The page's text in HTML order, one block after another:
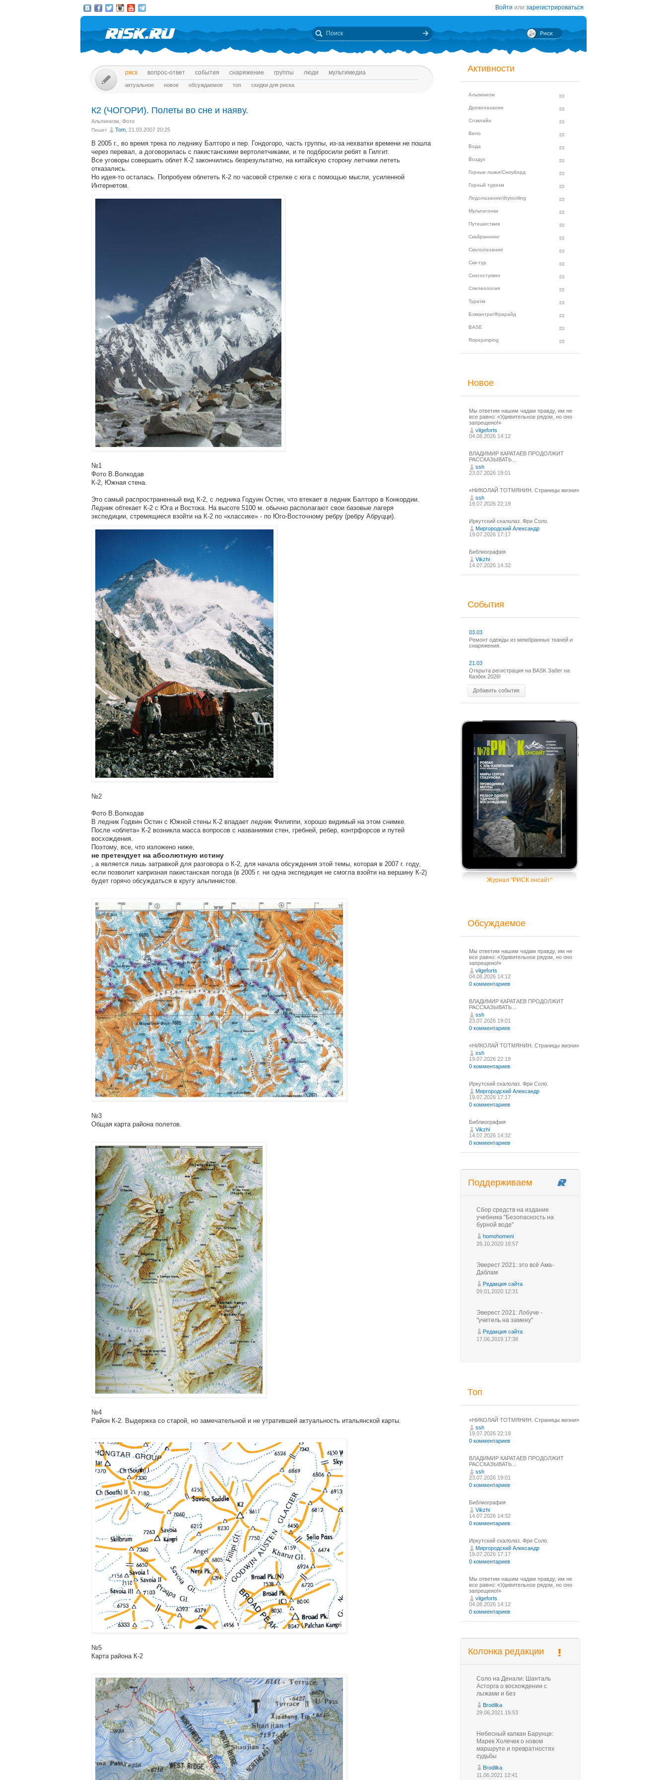
Войти или зарегистрироваться
риск вопрос-ответ события снаряжение группы люди мультимедиа
актуальное новое обсуждаемое топ скидки для риска
К2 (ЧОГОРИ). Полеты во сне и наяву.
Альпинизм Фото
Пишет Tom , 21.03.2007 20:25
В 2005 г., во время трека по леднику Балторо и пер. Гондогоро, часть группы, из-за нехватки времени не пошла
через перевал, а договорилась с пакистанскими вертолетчиками, и те подбросили ребят в Гилгит.
Все уговоры совершить облет К-2 закончились безрезультатно, на китайскую сторону летчики лететь
отказались.
Но идея-то осталась. Попробуем облететь К-2 по часовой стрелке с юга с помощью мысли, усиленной
Интернетом.
№1
Фото В.Волкодав
К-2, Южная стена.
Это самый распространенный вид К-2, с ледника Годуин Остин, что втекает в ледник Балторо в Конкордии.
Ледник обтекает К-2 с Юга и Востока. На высоте 5100 м. обычно располагают свои базовые лагеря
экспедиции, стремящиеся взойти на К-2 по «классике» - по Юго-Восточному ребру (ребру Абруцци).
№2
Фото В.Волкодав
В ледник Годвин Остин с Южной стены К-2 впадает ледник Филиппи, хорошо видимый на этом снимке.
После «облета» К-2 возникла масса вопросов с названиями стен, гребней, ребер, контрфорсов и путей
восхождения.
Поэтому, все, что изложено ниже,
не претендует на абсолютную истину
, а является лишь затравкой для разговора о К-2, для начала обсуждения этой темы, которая в 2007 г. году,
если позволит капризная пакистанская погода (в 2005 г. ни одна экспедиция не смогла взойти на вершину К-2)
будет горячо обсуждаться в кругу альпинистов.
№3
Общая карта района полетов.
№4
Район К-2. Выдержка со старой, но замечательной и не утратившей актуальность итальянской карты.
№5
Карта района К-2
Активности
Альпинизм
Древолазание
Слэклайн
Вело
Вода
Воздух
Горные лыжи/Сноуборд
Горный туризм
Ледолазание/drytoolling
Мультигонки
Путешествия
Скайраннинг
Скалолазание
Ски-тур
Снегоступинг
Спелеология
Туризм
Бэккантри/Фрирайд
BASE
Ropejumping
Новое
Мы ответим нашим чадам правду, им не
все равно: «Удивительное рядом, но оно
запрещено!»
vilgeforts
04.08.2026 14:12
ВЛАДИМИР КАРАТАЕВ ПРОДОЛЖИТ
РАССКАЗЫВАТЬ…
ssh
23.07.2026 19:01
«НИКОЛАЙ ТОТМЯНИН. Страницы жизни»
ssh
19.07.2026 22:19
Иркутский скалолаз. Фри Соло.
Миргородский Александр
19.07.2026 17:17
Библиография
Vikzhi
14.07.2026 14:32
События
03.03
Ремонт одежды из мембранных тканей и
снаряжения.
21.03
Открыта регистрация на BASK Забег на
Казбек 2026!
Добавить событие
Журнал "РИСК онсайт"
Обсуждаемое
Мы ответим нашим чадам правду, им не
все равно: «Удивительное рядом, но оно
запрещено!»
vilgeforts
04.08.2026 14:12
0 комментариев
ВЛАДИМИР КАРАТАЕВ ПРОДОЛЖИТ
РАССКАЗЫВАТЬ…
ssh
23.07.2026 19:01
0 комментариев
«НИКОЛАЙ ТОТМЯНИН. Страницы жизни»
ssh
19.07.2026 22:19
0 комментариев
Иркутский скалолаз. Фри Соло.
Миргородский Александр
19.07.2026 17:17
0 комментариев
Библиография
Vikzhi
14.07.2026 14:32
0 комментариев
Поддерживаем
Сбор средств на издание
учебника "Безопасность на
бурной воде"
homohomeni
26.10.2020 16:57
Эверест 2021: это всё Ама-
Даблам
Редакция сайта
09.01.2020 12:31
Эверест 2021: Лобуче -
"учитель на замену"
Редакция сайта
17.06.2019 17:38
Топ
«НИКОЛАЙ ТОТМЯНИН. Страницы жизни»
ssh
19.07.2026 22:19
0 комментариев
ВЛАДИМИР КАРАТАЕВ ПРОДОЛЖИТ
РАССКАЗЫВАТЬ…
ssh
23.07.2026 19:01
0 комментариев
Библиография
Vikzhi
14.07.2026 14:32
0 комментариев
Иркутский скалолаз. Фри Соло.
Миргородский Александр
19.07.2026 17:17
0 комментариев
Мы ответим нашим чадам правду, им не
все равно: «Удивительное рядом, но оно
запрещено!»
vilgeforts
04.08.2026 14:12
0 комментариев
Колонка редакции
Соло на Денали: Шанталь
Асторга о восхождении с
лыжами и без
Brodilka
29.06.2021 15:53
Небесный капкан Барунце:
Марек Холечек о новом
маршруте и превратностях
судьбы
Brodilka
11.06.2021 12:41